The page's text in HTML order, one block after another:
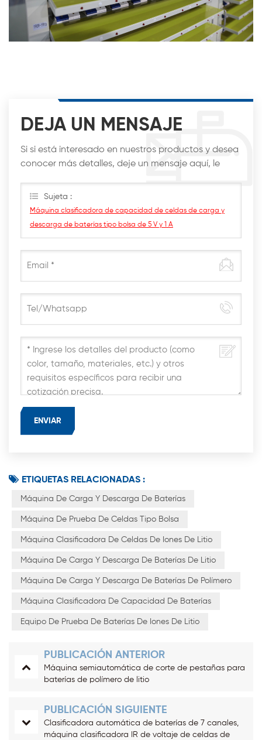
DEJA UN MENSAJE
Si si está interesado en nuestros productos y desea
conocer más detalles, deje un mensaje aquí, le
Sujeta :
Máquina clasificadora de capacidad de celdas de carga y
descarga de baterías tipo bolsa de 5 V y 1 A
ETIQUETAS RELACIONADAS :
Máquina De Carga Y Descarga De Baterías
Máquina De Prueba De Celdas Tipo Bolsa
Máquina Clasificadora De Celdas De Iones De Litio
Máquina De Carga Y Descarga De Baterías De Litio
Máquina De Carga Y Descarga De Baterías De Polímero
Máquina Clasificadora De Capacidad De Baterías
Equipo De Prueba De Baterías De Iones De Litio
PUBLICACIÓN ANTERIOR
Máquina semiautomática de corte de pestañas para
baterías de polímero de litio
PUBLICACIÓN SIGUIENTE
Clasificadora automática de baterías de 7 canales,
máquina clasificadora IR de voltaje de celdas de